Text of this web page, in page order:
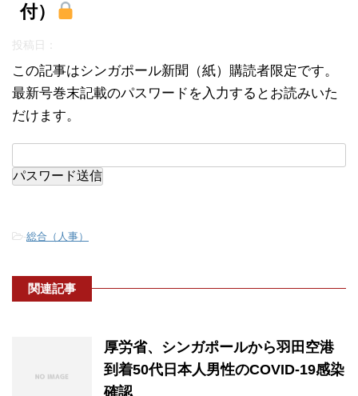
付）
投稿日：
この記事はシンガポール新聞（紙）購読者限定です。
最新号巻末記載のパスワードを入力するとお読みいた
だけます。
-総合（人事）
関連記事
厚労省、シンガポールから羽田空港
到着50代日本人男性のCOVID-19感染
確認